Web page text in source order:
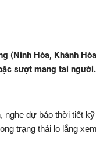
(Ninh Hòa, Khánh
sượt mang tai
nghe dự báo thời tiết
trạng thái lo lắng